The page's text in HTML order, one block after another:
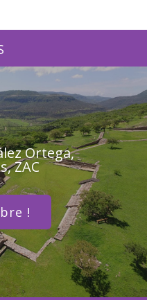
Ortega,
ZAC
!